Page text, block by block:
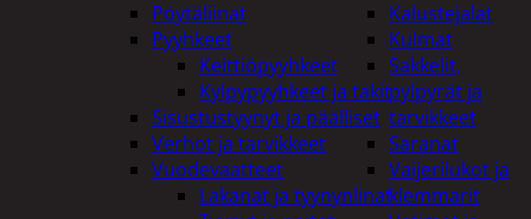
Kalustejalat
Kulmat
Sakkelit,
pylpyrät ja
tarvikkeet
Saranat
Vaijerilukot ja
klemmarit
Pöytäliinat
Pyyhkeet
Keittiöpyyhkeet
Kylpypyyhkeet ja takit
Sisustustyynyt ja päälliset
Verhot ja tarvikkeet
Vuodevaatteet
Lakanat ja tyynynlinat